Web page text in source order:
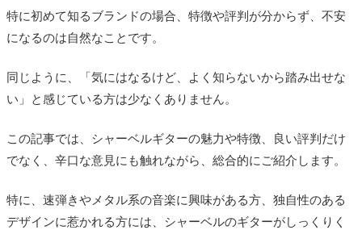
シャーベルギターの辛口評価
ピックアップに対する不満
ギター本体の重量が重い
シャーベルギターは日本製？
特に初めて知るブランドの場合、特徴や評判が分からず、不安
になるのは自然なことです。
同じように、「気にはなるけど、よく知らないから踏み出せな
い」と感じている方は少なくありません。
この記事では、シャーベルギターの魅力や特徴、良い評判だけ
でなく、辛口な意見にも触れながら、総合的にご紹介します。
特に、速弾きやメタル系の音楽に興味がある方、独自性のある
デザインに惹かれる方には、シャーベルのギターがしっくりく